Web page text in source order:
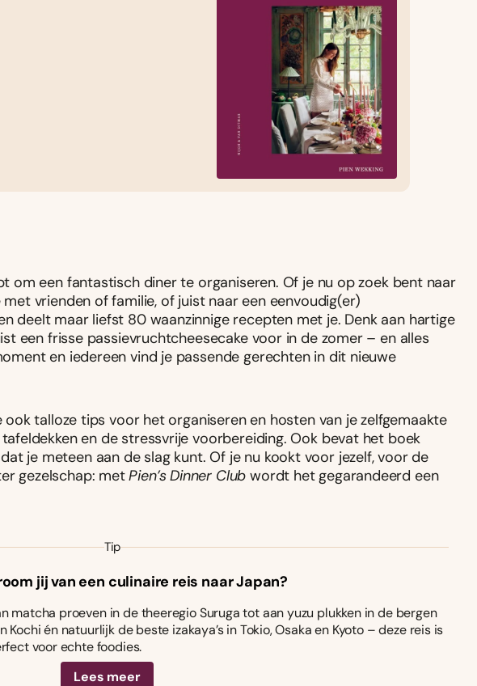
om een fantastisch diner te organiseren. Of je nu op zoek bent naar
vrienden of familie, of juist naar een eenvoudig(er)
deelt maar liefst 80 waanzinnige recepten met je. Denk aan hartige
een frisse passievruchtcheesecake voor in de zomer – en alles
en iedereen vind je passende gerechten in dit nieuwe
talloze tips voor het organiseren en hosten van je zelfgemaakte
en de stressvrije voorbereiding. Ook bevat het boek
je meteen aan de slag kunt. Of je nu kookt voor jezelf, voor de
gezelschap: metPien’s Dinner Club wordt het gegarandeerd een
Tip
jij van een culinaire reis naar Japan?
matcha proeven in de theeregio Suruga tot aan yuzu plukken in de bergen
Kochi én natuurlijk de beste izakaya’s in Tokio, Osaka en Kyoto – deze reis is
voor echte foodies.
Lees meer